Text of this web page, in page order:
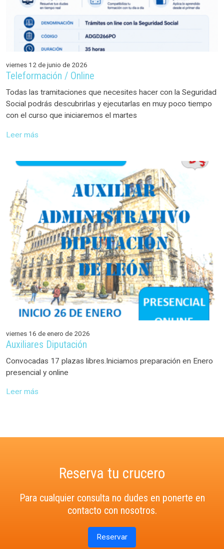
viernes 12 de junio de 2026
Teleformación / Online
Todas las tramitaciones que necesites hacer con la Seguridad
Social podrás descubrirlas y ejecutarlas en muy poco tiempo
con el curso que iniciaremos el martes
Leer más
viernes 16 de enero de 2026
Auxiliares Diputación
Convocadas 17 plazas libres.Iniciamos preparación en Enero
presencial y online
Leer más
Reserva tu crucero
Para cualquier consulta no dudes en ponerte en
contacto con nosotros.
Reservar